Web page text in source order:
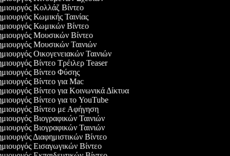
Κολλάζ Βίντεο
Κωμικής Ταινίας
Κωμικών Βίντεο
Μουσικών Βίντεο
Μουσικών Ταινιών
Οικογενειακών Ταινιών
Βίντεο Τρέιλερ Teaser
Βίντεο Φύσης
Βίντεο για Mac
Βίντεο για Κοινωνικά Δίκτυα
Βίντεο για το YouTube
Βίντεο με Αφήγηση
Βιογραφικών Ταινιών
Βιογραφικών Ταινιών
Διαφημιστικών Βίντεο
Εισαγωγικών Βίντεο